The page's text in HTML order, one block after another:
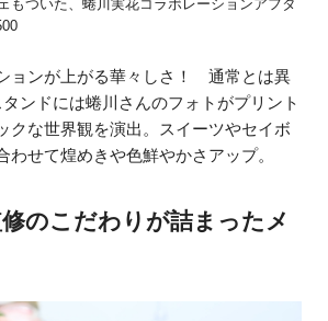
もついた、蜷川実花コラボレーションアフタ
ョンが上がる華々しさ！ 通常とは異
ンドには蜷川さんのフォトがプリント
クな世界観を演出。スイーツやセイボ
わせて煌めきや色鮮やかさアップ。
のこだわりが詰まったメ